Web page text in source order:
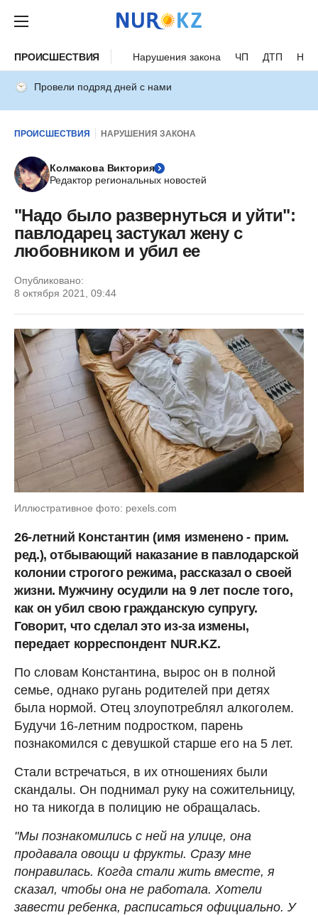
ПРОИСШЕСТВИЯ Нарушения закона ЧП ДТП
Провели подряд дней с нами
ПРОИСШЕСТВИЯ НАРУШЕНИЯ ЗАКОНА
Колмакова Виктория
Редактор региональных новостей
"Надо было развернуться и уйти":
павлодарец застукал жену с
любовником и убил ее
Опубликовано:
8 октября 2021, 09:44
Иллюстративное фото: pexels.com
26-летний Константин (имя изменено - прим.
ред.), отбывающий наказание в павлодарской
колонии строгого режима, рассказал о своей
жизни. Мужчину осудили на 9 лет после того,
как он убил свою гражданскую супругу.
Говорит, что сделал это из-за измены,
передает корреспондент NUR.KZ.
По словам Константина, вырос он в полной
семье, однако ругань родителей при детях
была нормой. Отец злоупотреблял алкоголем.
Будучи 16-летним подростком, парень
познакомился с девушкой старше его на 5 лет.
Стали встречаться, в их отношениях были
скандалы. Он поднимал руку на сожительницу,
но та никогда в полицию не обращалась.
"Мы познакомились с ней на улице, она
продавала овощи и фрукты. Сразу мне
понравилась. Когда стали жить вместе, я
сказал, чтобы она не работала. Хотели
завести ребенка, расписаться официально. У